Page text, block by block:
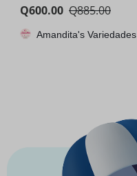
Q885.00
Q600.00
Amandita's Variedades